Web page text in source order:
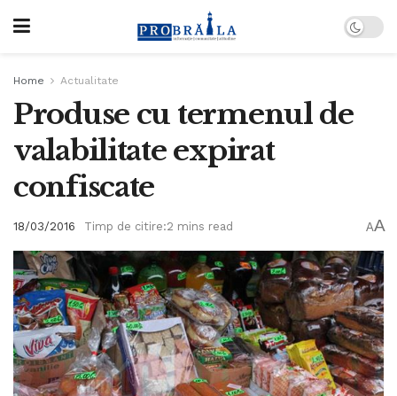
Home Actualitate
Produse cu termenul de
valabilitate expirat
confiscate
18/03/2016 Timp de citire:2 mins read AA